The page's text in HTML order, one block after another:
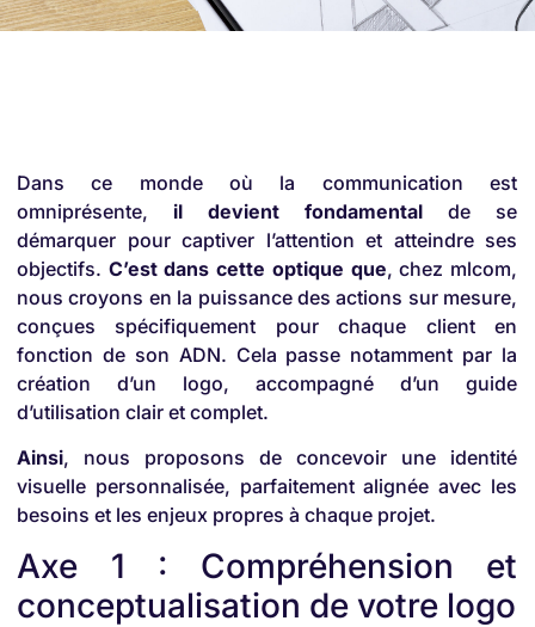
Dans ce monde où la communication est
omniprésente, il devient fondamental de se
démarquer pour captiver l’attention et atteindre ses
objectifs. C’est dans cette optique que, chez mlcom,
nous croyons en la puissance des actions sur mesure,
conçues spécifiquement pour chaque client en
fonction de son ADN. Cela passe notamment par la
création d’un logo, accompagné d’un guide
d’utilisation clair et complet.
Ainsi, nous proposons de concevoir une identité
visuelle personnalisée, parfaitement alignée avec les
besoins et les enjeux propres à chaque projet.
Axe 1 : Compréhension et
conceptualisation de votre logo